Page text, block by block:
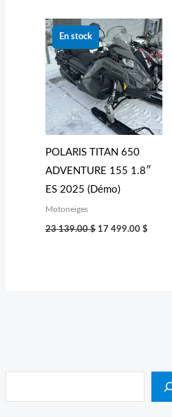
En stock
POLARIS TITAN 650
ADVENTURE 155 1.8″
ES 2025 (Démo)
Motoneiges
23 139.00$
Le
prix
initial
était :
23 139.00 $.
17 499.00$
Le
prix
actuel
est :
17